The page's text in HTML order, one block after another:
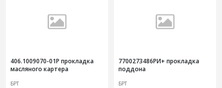
406.1009070-01Р прокладка
масляного картера
БРТ
7700273486РИ+ прокладка
поддона
БРТ